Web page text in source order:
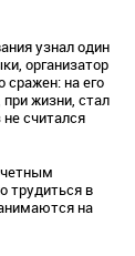
узнал один
организатор
на его
жизни, стал
считался
трудиться в
на